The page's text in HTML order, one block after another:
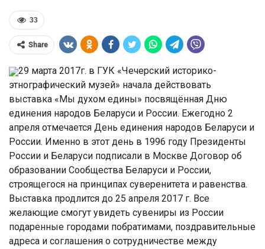
33
Share
29 марта 2017г. в ГУК «Чечерский историко-
этнографический музей» начала действовать
выставка «Мы духом едины» посвящённая Дню
единения народов Беларуси и России. Ежегодно 2
апреля отмечается День единения народов Беларуси и
России. Именно в этот день в 1996 году Президенты
России и Беларуси подписали в Москве Договор об
образовании Сообщества Беларуси и России,
строящегося на принципах суверенитета и равенства.
Выставка продлится до 25 апреля 2017 г. Все
желающие смогут увидеть сувениры из России
подаренные городами побратимами, поздравительные
адреса и соглашения о сотрудничестве между